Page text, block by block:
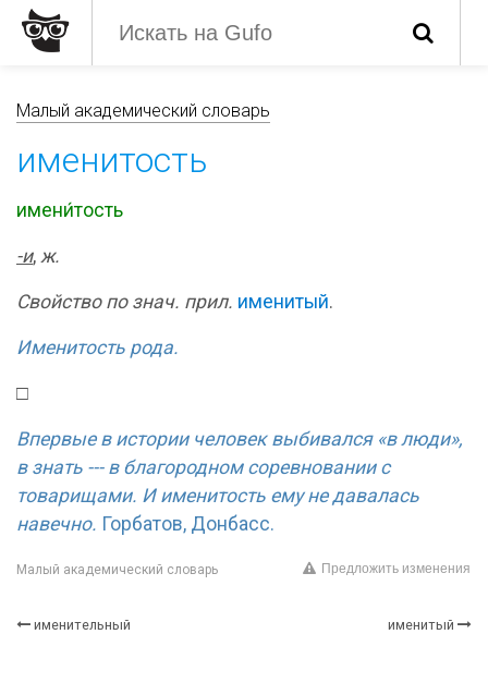
Малый академический словарь
именитость
имени́тость
-и, ж.
Свойство по знач. прил. именитый.
Именитость рода.
□
Впервые в истории человек выбивался «в люди»,
в знать --- в благородном соревновании с
товарищами. И именитость ему не давалась
навечно. Горбатов, Донбасс.
Малый академический словарь Предложить изменения
именительный именитый